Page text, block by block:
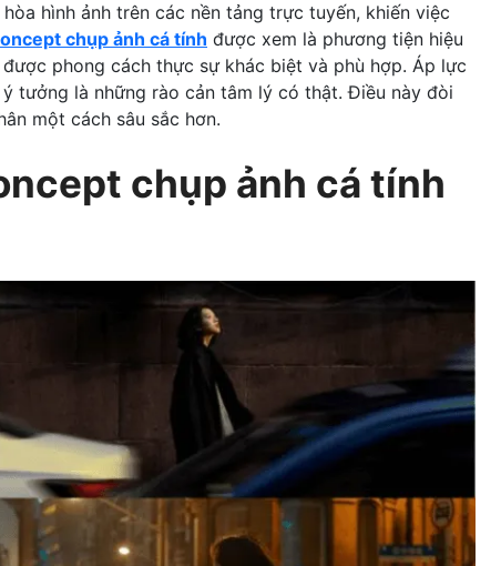
hình ảnh trên các nền tảng trực tuyến, khiến việc
chụp ảnh cá tính được xem là phương tiện hiệu
phong cách thực sự khác biệt và phù hợp. Áp lực
tưởng là những rào cản tâm lý có thật. Điều này đòi
một cách sâu sắc hơn.
chụp ảnh cá tính